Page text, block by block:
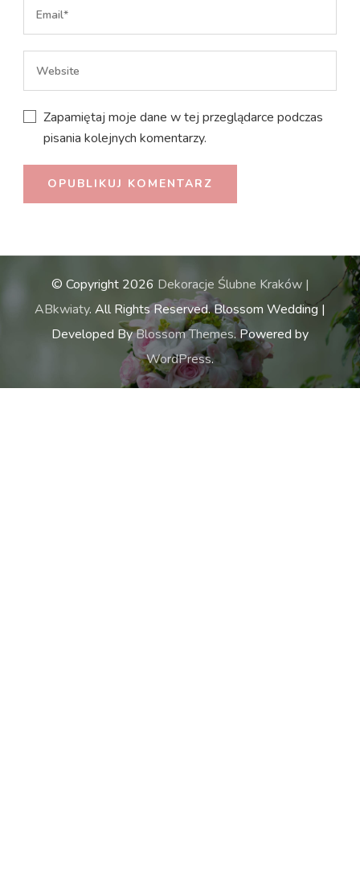
Zapamiętaj moje dane w tej przeglądarce podczas
pisania kolejnych komentarzy.
© Copyright 2026 Dekoracje Ślubne Kraków |
ABkwiaty. All Rights Reserved.Blossom Wedding |
Developed ByBlossom Themes. Powered by
WordPress.